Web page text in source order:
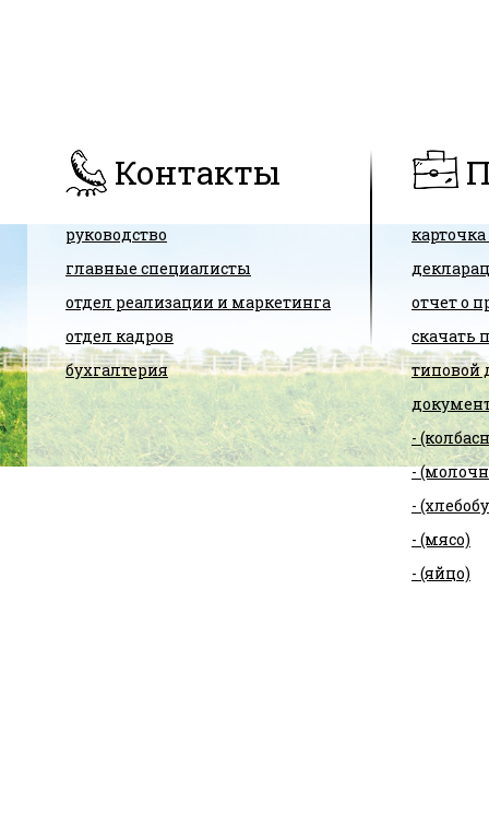
Контакты
руководство
главные специалисты
отдел реализации и маркетинга
отдел кадров
бухгалтерия
отчет о
скачать
типовой
-
-
-
- (мясо)
- (яйцо)